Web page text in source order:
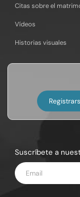
Citas sobre el
Vídeos
Historias visuales
Suscríbete a
Introduce
tu